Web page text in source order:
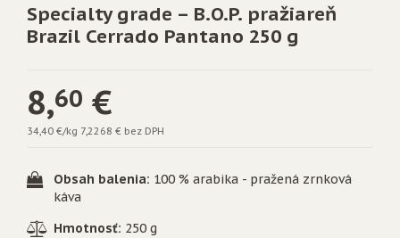
Specialty grade – B.O.P. pražiareň
Brazil Cerrado Pantano 250 g
8,60 €
34,40 €/kg 7,2268 € bez DPH
Obsah balenia: 100 % arabika - pražená zrnková
káva
Hmotnosť: 250 g